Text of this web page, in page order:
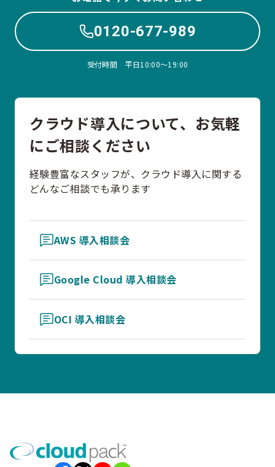
0120-677-989
受付時間 平日10:00〜19:00
クラウド導入について、お気軽
にご相談ください
経験豊富なスタッフが、クラウド導入に関する
どんなご相談でも承ります
AWS 導入相談会
Google Cloud 導入相談会
OCI 導入相談会